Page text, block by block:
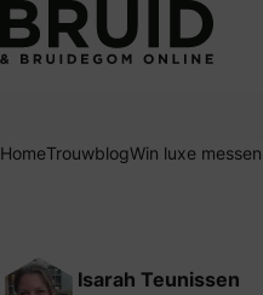
HomeTrouwblogWin luxe
Isarah Teunissen